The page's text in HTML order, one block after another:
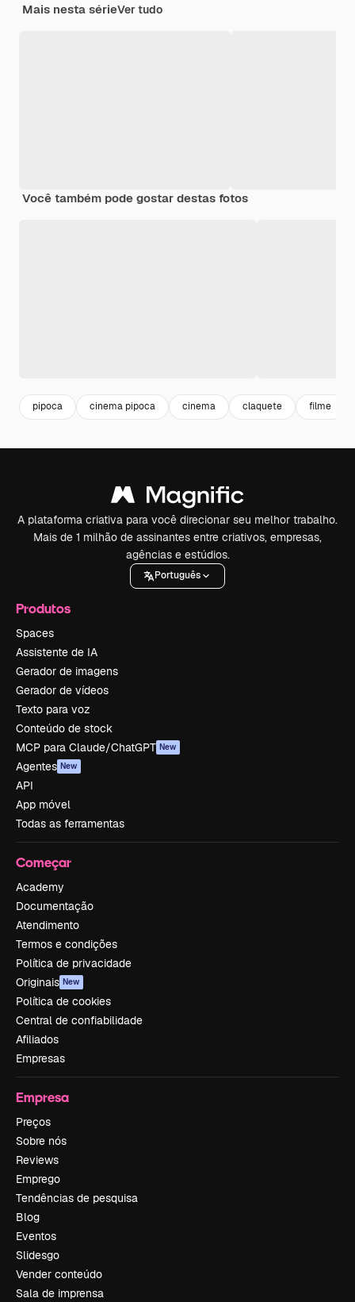
Mais nesta sérieVer tudo
Você também pode gostar destas fotos
pipoca cinema pipoca cinema claquete filme
A plataforma criativa para você direcionar seu melhor trabalho.
Mais de 1 milhão de assinantes entre criativos, empresas,
agências e estúdios.
Português
Produtos
Spaces
Assistente de IA
Gerador de imagens
Gerador de vídeos
Texto para voz
Conteúdo de stock
MCP para Claude/ChatGPT New
Agentes New
API
App móvel
Todas as ferramentas
Começar
Academy
Documentação
Atendimento
Termos e condições
Política de privacidade
Originais New
Política de cookies
Central de confiabilidade
Afiliados
Empresas
Empresa
Preços
Sobre nós
Reviews
Emprego
Tendências de pesquisa
Blog
Eventos
Slidesgo
Vender conteúdo
Sala de imprensa